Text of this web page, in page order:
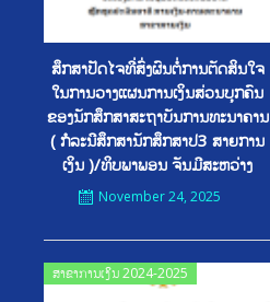
ສຶກສາປັດໄຈທີ່ສົ່ງຜົນຕໍ່ການຕັດສິນໃຈ
ໃນການວາງແຜນການເງິນສ່ວນບຸກຄົນ
ຂອງນັກສຶກສາສະຖາບັນການທະນາຄານ
( ກໍລະນີສຶກສານັກສຶກສາປ3 ສາຍການ
ເງິນ )/ທິບພາພອນ ຈັນມີສະຫວ່າງ
November 24, 2025
ສາຂາການເງິນ 2024-2025
Posted
on